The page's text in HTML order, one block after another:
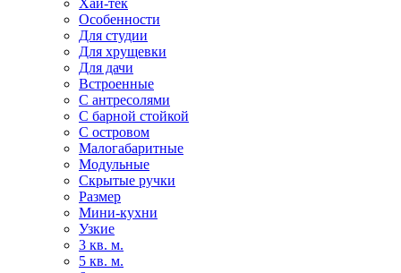
Хай-тек
Особенности
Для студии
Для хрущевки
Для дачи
Встроенные
С антресолями
С барной стойкой
С островом
Малогабаритные
Модульные
Скрытые ручки
Размер
Мини-кухни
Узкие
3 кв. м.
5 кв. м.